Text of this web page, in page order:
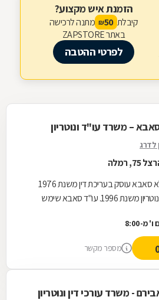
הזמנת איש מקצוע?
קיבלת 50
₪ מתנה לרכישה
באתר ZAPSTORE
לפרטי ההטבה
– משרד עו"ד ונוטריון
לדרג
רמלה
עו"ד ניקולא סאבא עוסק בעריכת דין משנת 1976
ומשמש כנוטריון משנת 1996. עו"ד סאבא שימש
מ-8:00
מספר מקשר
- משרד עורכי דין ונוטריון